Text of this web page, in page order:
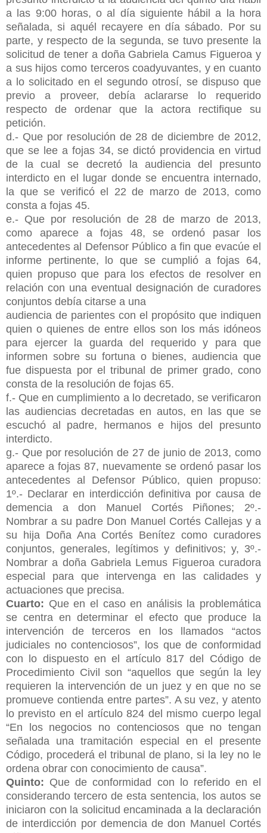
a las 9:00 horas, o al día siguiente hábil a la hora
señalada, si aquél recayere en día sábado. Por su
parte, y respecto de la segunda, se tuvo presente la
solicitud de tener a doña Gabriela Camus Figueroa y
a sus hijos como terceros coadyuvantes, y en cuanto
a lo solicitado en el segundo otrosí, se dispuso que
previo a proveer, debía aclararse lo requerido
respecto de ordenar que la actora rectifique su
petición.
d.- Que por resolución de 28 de diciembre de 2012,
que se lee a fojas 34, se dictó providencia en virtud
de la cual se decretó la audiencia del presunto
interdicto en el lugar donde se encuentra internado,
la que se verificó el 22 de marzo de 2013, como
consta a fojas 45.
e.- Que por resolución de 28 de marzo de 2013,
como aparece a fojas 48, se ordenó pasar los
antecedentes al Defensor Público a fin que evacúe el
informe pertinente, lo que se cumplió a fojas 64,
quien propuso que para los efectos de resolver en
relación con una eventual designación de curadores
conjuntos debía citarse a una
audiencia de parientes con el propósito que indiquen
quien o quienes de entre ellos son los más idóneos
para ejercer la guarda del requerido y para que
informen sobre su fortuna o bienes, audiencia que
fue dispuesta por el tribunal de primer grado, cono
consta de la resolución de fojas 65.
f.- Que en cumplimiento a lo decretado, se verificaron
las audiencias decretadas en autos, en las que se
escuchó al padre, hermanos e hijos del presunto
interdicto.
g.- Que por resolución de 27 de junio de 2013, como
aparece a fojas 87, nuevamente se ordenó pasar los
antecedentes al Defensor Público, quien propuso:
1º.- Declarar en interdicción definitiva por causa de
demencia a don Manuel Cortés Piñones; 2º.-
Nombrar a su padre Don Manuel Cortés Callejas y a
su hija Doña Ana Cortés Benítez como curadores
conjuntos, generales, legítimos y definitivos; y, 3º.-
Nombrar a doña Gabriela Lemus Figueroa curadora
especial para que intervenga en las calidades y
actuaciones que precisa.
Cuarto: Que en el caso en análisis la problemática
se centra en determinar el efecto que produce la
intervención de terceros en los llamados “actos
judiciales no contenciosos”, los que de conformidad
con lo dispuesto en el artículo 817 del Código de
Procedimiento Civil son “aquellos que según la ley
requieren la intervención de un juez y en que no se
promueve contienda entre partes”. A su vez, y atento
lo previsto en el artículo 824 del mismo cuerpo legal
“En los negocios no contenciosos que no tengan
señalada una tramitación especial en el presente
Código, procederá el tribunal de plano, si la ley no le
ordena obrar con conocimiento de causa”.
Quinto: Que de conformidad con lo referido en el
considerando tercero de esta sentencia, los autos se
iniciaron con la solicitud encaminada a la declaración
de interdicción por demencia de don Manuel Cortés